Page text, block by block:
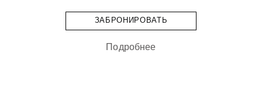
ЗАБРОНИРОВАТЬ
Подробнее